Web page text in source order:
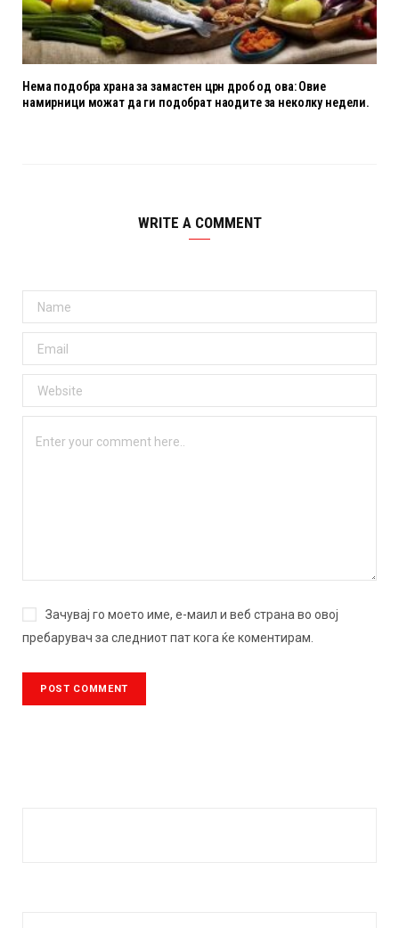
Нема подобра храна за замастен црн дроб од ова: Овие
намирници можат да ги подобрат наодите за неколку недели.
WRITE A COMMENT
Зачувај го моето име, е-маил и веб страна во овој
пребарувач за следниот пат кога ќе коментирам.